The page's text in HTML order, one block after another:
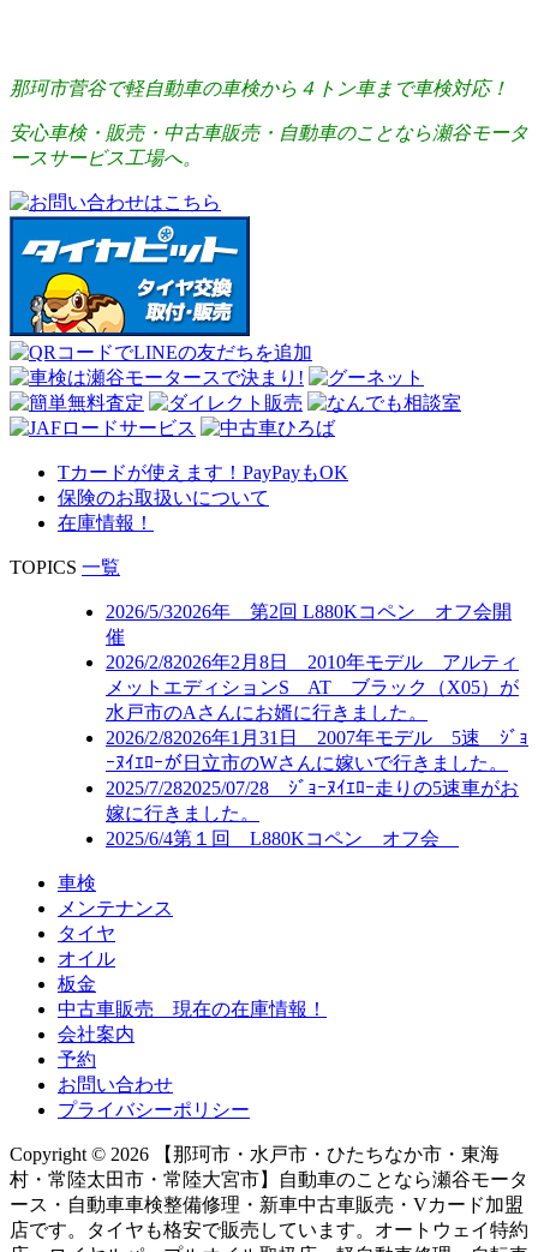
那珂市菅谷で軽自動車の車検から４トン車まで車検対応！
安心車検・販売・中古車販売・自動車のことなら瀬谷モータ
ースサービス工場へ。
Tカードが使えます！PayPayもOK
保険のお取扱いについて
在庫情報！
TOPICS 一覧
2026/5/32026年 第2回 L880Kコペン オフ会開
催
2026/2/82026年2月8日 2010年モデル アルティ
メットエディションS AT ブラック（X05）が
水戸市のAさんにお婿に行きました。
2026/2/82026年1月31日 2007年モデル 5速 ｼﾞｮ
ｰﾇｲｴﾛｰが日立市のWさんに嫁いで行きました。
2025/7/282025/07/28 ｼﾞｮｰﾇｲｴﾛｰ走りの5速車がお
嫁に行きました。
2025/6/4第１回 L880Kコペン オフ会
車検
メンテナンス
タイヤ
オイル
板金
中古車販売 現在の在庫情報！
会社案内
予約
お問い合わせ
プライバシーポリシー
Copyright © 2026 【那珂市・水戸市・ひたちなか市・東海
村・常陸太田市・常陸大宮市】自動車のことなら瀬谷モータ
ース・自動車車検整備修理・新車中古車販売・Vカード加盟
店です。タイヤも格安で販売しています。オートウェイ特約